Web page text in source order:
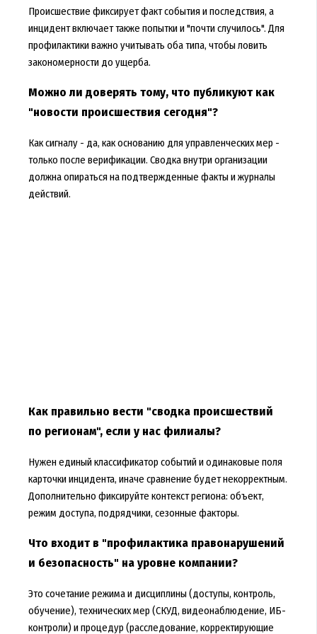
Происшествие фиксирует факт события и последствия, а
инцидент включает также попытки и "почти случилось". Для
профилактики важно учитывать оба типа, чтобы ловить
закономерности до ущерба.
Можно ли доверять тому, что публикуют как
"новости происшествия сегодня"?
Как сигналу - да, как основанию для управленческих мер -
только после верификации. Сводка внутри организации
должна опираться на подтвержденные факты и журналы
действий.
Как правильно вести "сводка происшествий
по регионам", если у нас филиалы?
Нужен единый классификатор событий и одинаковые поля
карточки инцидента, иначе сравнение будет некорректным.
Дополнительно фиксируйте контекст региона: объект,
режим доступа, подрядчики, сезонные факторы.
Что входит в "профилактика правонарушений
и безопасность" на уровне компании?
Это сочетание режима и дисциплины (доступы, контроль,
обучение), технических мер (СКУД, видеонаблюдение, ИБ-
контроли) и процедур (расследование, корректирующие